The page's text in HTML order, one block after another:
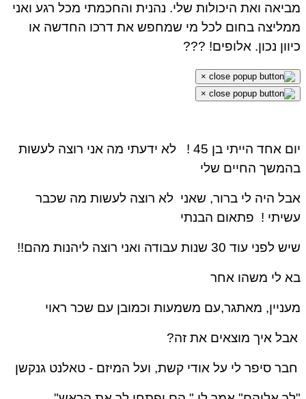
מביאה ואת היכולות שלי. נהנית והחכמתי מכל רגע ואני
ממליצה בחום לכל מי שמחפש את דרכו החדשה או
כיוון נכון. אלופים! ???
×
×
יום אחד הייתי בן 45 !
לא ידעתי מה אני רוצה לעשות
בהמשך החיים שלי
אבל היה לי ברור, שאני לא רוצה לעשות מה שכבר
עשיתי ! פתאום הבנתי
שיש לפני עוד 30 שנות עבודה ואני רוצה ליהנות מהם!!
בא לי משהו אחר
מעניין, מאתגר,עם משמעות וכמובן עם שכר ראוי
אבל איך מוצאים את זה?
חבר סיפר לי על אודי קשת, ועל המיזם - טאלנט גנקשן